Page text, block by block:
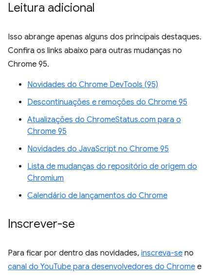
Leitura adicional
Isso abrange apenas alguns dos principais destaques.
Confira os links abaixo para outras mudanças no
Chrome 95.
Novidades do Chrome DevTools (95)
Descontinuações e remoções do Chrome 95
Atualizações do ChromeStatus.com para o
Chrome 95
Novidades do JavaScript no Chrome 95
Lista de mudanças do repositório de origem do
Chromium
Calendário de lançamentos do Chrome
Inscrever-se
Para ficar por dentro das novidades, inscreva-se no
canal do YouTube para desenvolvedores do Chrome e